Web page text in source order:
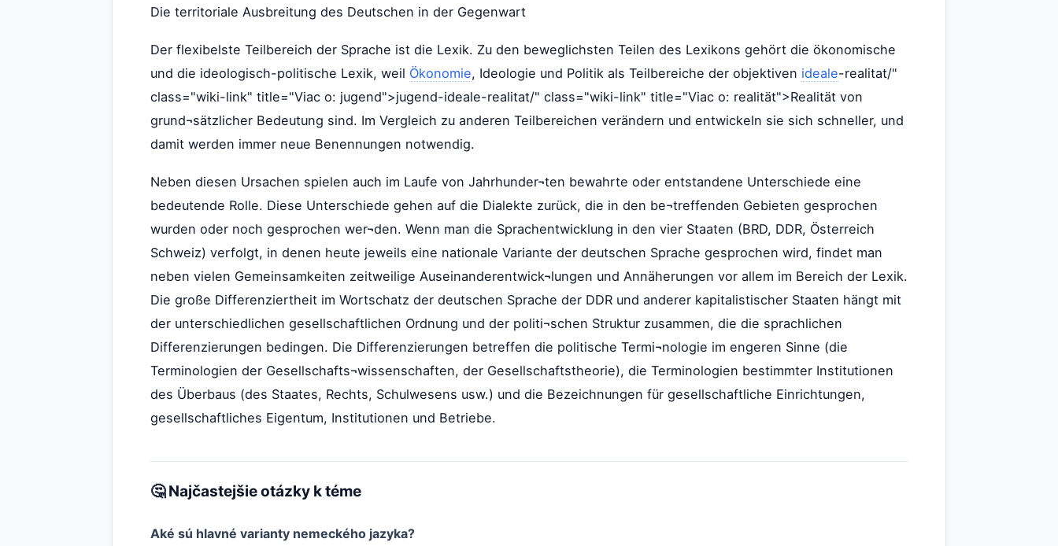
Die territoriale Ausbreitung des Deutschen in der Gegenwart
Der flexibelste Teilbereich der Sprache ist die Lexik. Zu den beweglichsten Teilen des Lexikons gehört die ökonomische
und die ideologisch-politische Lexik, weil Ökonomie, Ideologie und Politik als Teilbereiche der objektiven ideale-realitat/"
class="wiki-link" title="Viac o: jugend">jugend-ideale-realitat/" class="wiki-link" title="Viac o: realität">Realität von
grund¬sätzlicher Bedeutung sind. Im Vergleich zu anderen Teilbereichen verändern und entwickeln sie sich schneller, und
damit werden immer neue Benennungen notwendig.
Neben diesen Ursachen spielen auch im Laufe von Jahrhunder¬ten bewahrte oder entstandene Unterschiede eine
bedeutende Rolle. Diese Unterschiede gehen auf die Dialekte zurück, die in den be¬treffenden Gebieten gesprochen
wurden oder noch gesprochen wer¬den. Wenn man die Sprachentwicklung in den vier Staaten (BRD, DDR, Österreich
Schweiz) verfolgt, in denen heute jeweils eine nationale Variante der deutschen Sprache gesprochen wird, findet man
neben vielen Gemeinsamkeiten zeitweilige Auseinanderentwick¬lungen und Annäherungen vor allem im Bereich der Lexik.
Die große Differenziertheit im Wortschatz der deutschen Sprache der DDR und anderer kapitalistischer Staaten hängt mit
der unterschiedlichen gesellschaftlichen Ordnung und der politi¬schen Struktur zusammen, die die sprachlichen
Differenzierungen bedingen. Die Differenzierungen betreffen die politische Termi¬nologie im engeren Sinne (die
Terminologien der Gesellschafts¬wissenschaften, der Gesellschaftstheorie), die Terminologien bestimmter Institutionen
des Überbaus (des Staates, Rechts, Schulwesens usw.) und die Bezeichnungen für gesellschaftliche Einrichtungen,
gesellschaftliches Eigentum, Institutionen und Betriebe.
🤔 Najčastejšie otázky k téme
Aké sú hlavné varianty nemeckého jazyka?